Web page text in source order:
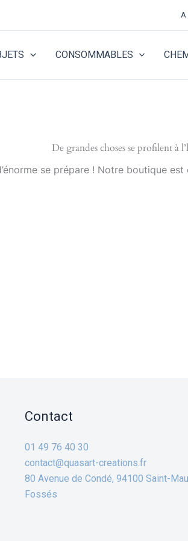
A
CONSOMMABLES
De grandes choses se profilent à
se prépare ! Notre boutique
Contact
01 49 76 40 30
contact@quasart-creations.fr
80 Avenue de Condé, 94100 Saint-
Fossés